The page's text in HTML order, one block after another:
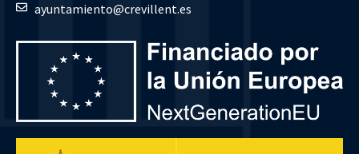
ayuntamiento@crevillent.es